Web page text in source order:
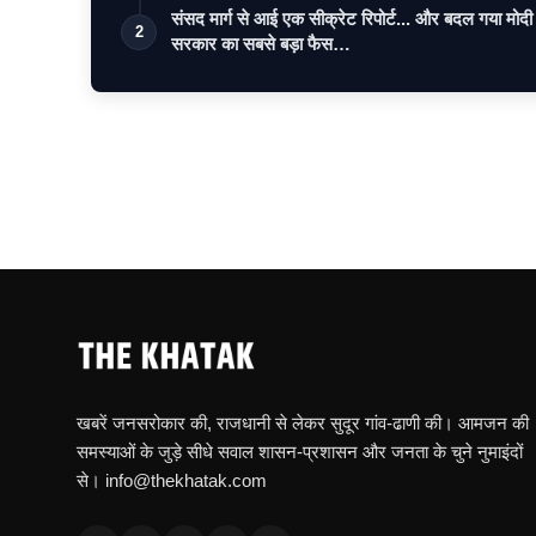
2
संसद मार्ग से आई एक सीक्रेट रिपोर्ट... और बदल गया मोदी
सरकार का सबसे बड़ा फैस…
खबरें जनसरोकार की, राजधानी से लेकर सुदूर गांव-ढाणी की। आमजन की
समस्याओं के जुड़े सीधे सवाल शासन-प्रशासन और जनता के चुने नुमाइंदों
से। info@thekhatak.com